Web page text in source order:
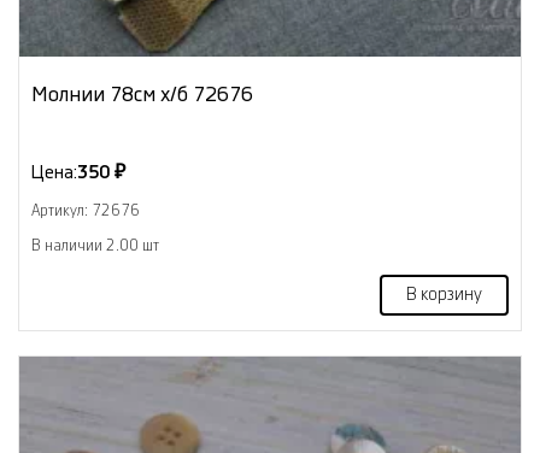
Молнии 78см х/б 72676
Цена:350 ₽
Артикул: 72676
В наличии 2.00 шт
В корзину